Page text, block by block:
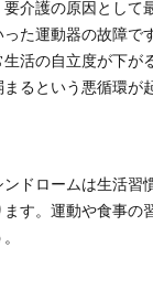
介護の原因として
た運動器の故障で
生活の自立度が下が
るという悪循環が
ドロームは生活習
す。運動や食事の